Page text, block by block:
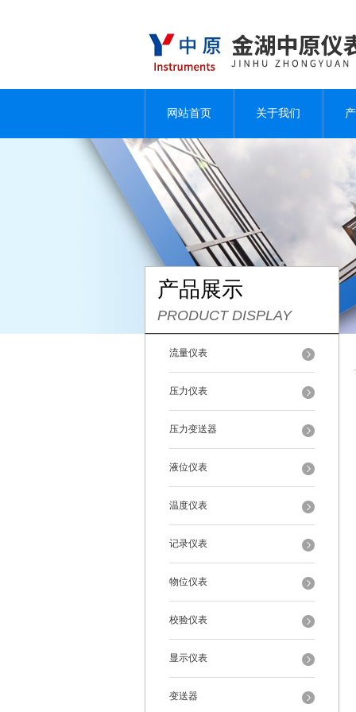
网站首页 关于我们
产品展示
PRODUCT DISPLAY
流量仪表
压力仪表
压力变送器
液位仪表
温度仪表
记录仪表
物位仪表
校验仪表
显示仪表
变送器